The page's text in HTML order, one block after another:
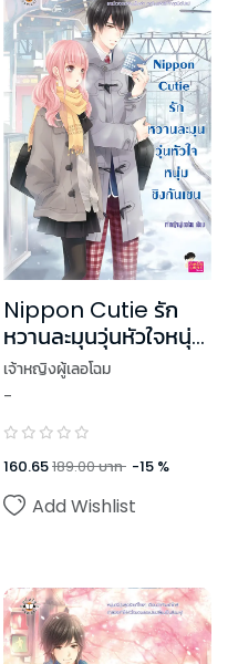
Nippon Cutie รัก
หวานละมุนวุ่นหัวใจหนุ่ม
ชิงกันเซน
เจ้าหญิงผู้เลอโฉม
-
160.65189.00บาท -15 %
Add Wishlist